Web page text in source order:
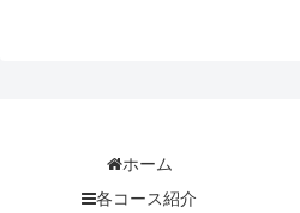
ホーム
各コース紹介